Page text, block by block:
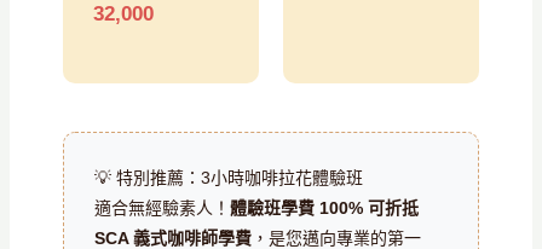
32,000
💡 特別推薦：3小時咖啡拉花體驗班
適合無經驗素人！ 體驗班學費 100% 可折抵
SCA 義式咖啡師學費，是您邁向專業的第一